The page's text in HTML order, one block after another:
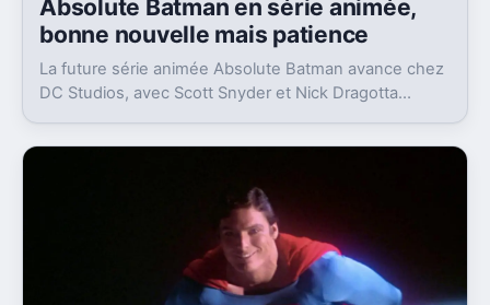
Absolute Batman en série animée,
bonne nouvelle mais patience
La future série animée Absolute Batman avance chez
DC Studios, avec Scott Snyder et Nick Dragotta
demain.